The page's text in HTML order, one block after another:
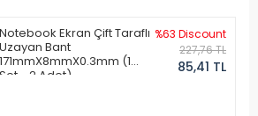
Notebook Ekran Çift Taraflı
Uzayan Bant
171mmX8mmX0.3mm (1
Set - 2 Adet)
%63 Discount
227,76 TL
85,41 TL